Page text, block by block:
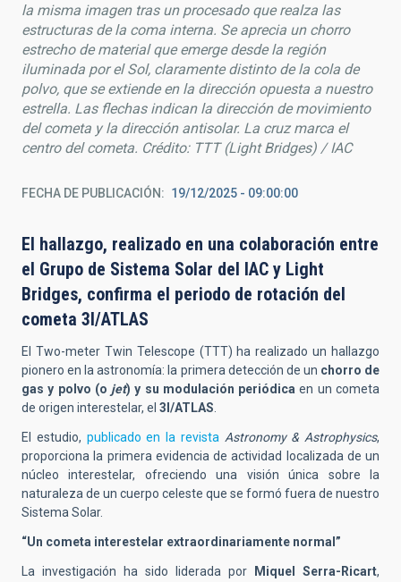
la misma imagen tras un procesado que realza las
estructuras de la coma interna. Se aprecia un chorro
estrecho de material que emerge desde la región
iluminada por el Sol, claramente distinto de la cola de
polvo, que se extiende en la dirección opuesta a nuestro
estrella. Las flechas indican la dirección de movimiento
del cometa y la dirección antisolar. La cruz marca el
centro del cometa. Crédito: TTT (Light Bridges) / IAC
FECHA DE PUBLICACIÓN 19/12/2025 - 09:00:00
El hallazgo, realizado en una colaboración entre
el Grupo de Sistema Solar del IAC y Light
Bridges, confirma el periodo de rotación del
cometa 3I/ATLAS
El Two-meter Twin Telescope (TTT) ha realizado un hallazgo
pionero en la astronomía: la primera detección de un chorro de
gas y polvo (o jet) y su modulación periódica en un cometa
de origen interestelar, el 3I/ATLAS.
El estudio, publicado en la revista Astronomy & Astrophysics,
proporciona la primera evidencia de actividad localizada de un
núcleo interestelar, ofreciendo una visión única sobre la
naturaleza de un cuerpo celeste que se formó fuera de nuestro
Sistema Solar.
“Un cometa interestelar extraordinariamente normal”
La investigación ha sido liderada por Miquel Serra-Ricart,